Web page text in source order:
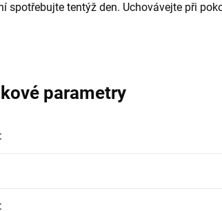
spotřebujte tentýž den. Uchovávejte při
parametry
:
: